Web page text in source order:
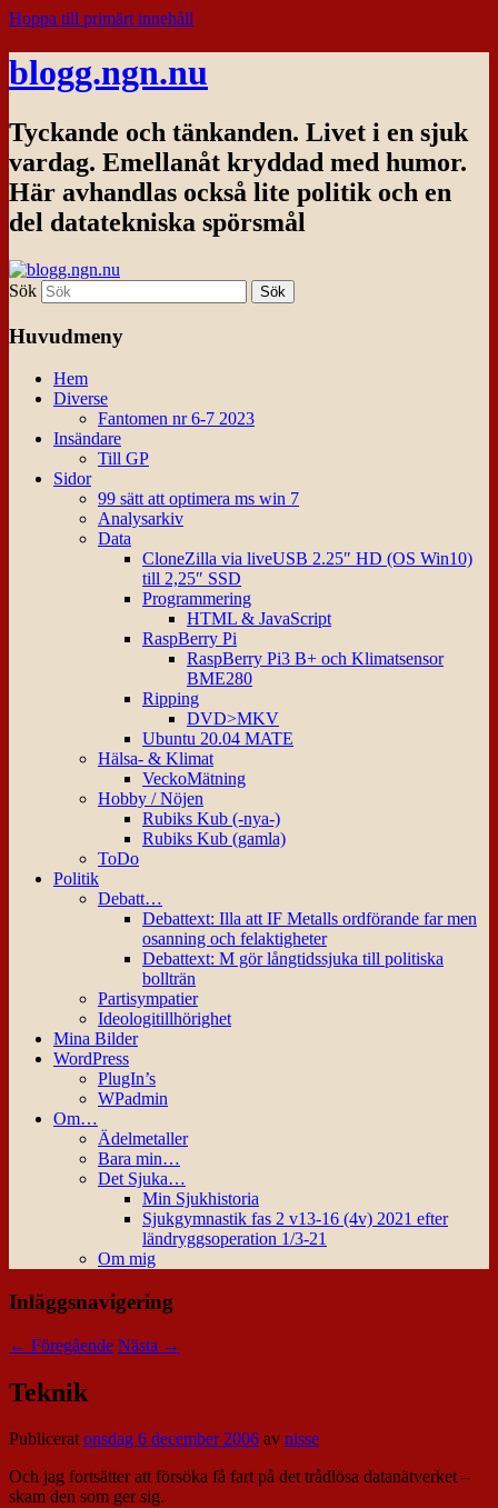
Hoppa till primärt innehåll
blogg.ngn.nu
Tyckande och tänkanden. Livet i en sjuk
vardag. Emellanåt kryddad med humor.
Här avhandlas också lite politik och en
del datatekniska spörsmål
Sök
Huvudmeny
Hem
Diverse
Fantomen nr 6-7 2023
Insändare
Till GP
Sidor
99 sätt att optimera ms win 7
Analysarkiv
Data
CloneZilla via liveUSB 2.25″ HD (OS Win10)
till 2,25″ SSD
Programmering
HTML & JavaScript
RaspBerry Pi
RaspBerry Pi3 B+ och Klimatsensor
BME280
Ripping
DVD>MKV
Ubuntu 20.04 MATE
Hälsa- & Klimat
VeckoMätning
Hobby / Nöjen
Rubiks Kub (-nya-)
Rubiks Kub (gamla)
ToDo
Politik
Debatt…
Debattext: Illa att IF Metalls ordförande far men
osanning och felaktigheter
Debattext: M gör långtidssjuka till politiska
bollträn
Partisympatier
Ideologitillhörighet
Mina Bilder
WordPress
PlugIn’s
WPadmin
Om…
Ädelmetaller
Bara min…
Det Sjuka…
Min Sjukhistoria
Sjukgymnastik fas 2 v13-16 (4v) 2021 efter
ländryggsoperation 1/3-21
Om mig
Inläggsnavigering
← Föregående Nästa →
Teknik
Publiceratonsdag 6 december 2006 av nisse
Och jag fortsätter att försöka få fart på det trådlösa datanätverket –
skam den som ger sig.